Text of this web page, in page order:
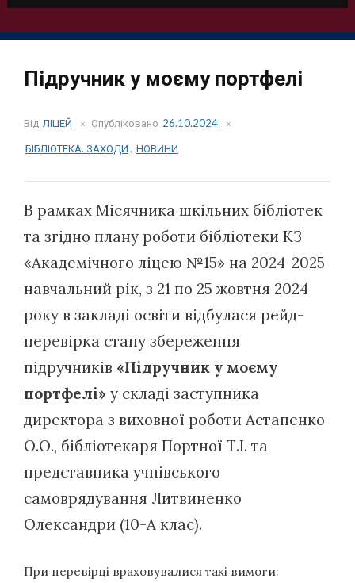
Підручник у моєму портфелі
Від ЛІЦЕЙ Опубліковано 26.10.2024
БІБЛІОТЕКА. ЗАХОДИ, НОВИНИ
В рамках Місячника шкільних бібліотек
та згідно плану роботи бібліотеки КЗ
«Академічного ліцею №15» на 2024-2025
навчальний рік, з 21 по 25 жовтня 2024
року в закладі освіти відбулася рейд-
перевірка стану збереження
підручників «Підручник у моєму
портфелі» у складі заступника
директора з виховної роботи Астапенко
О.О., бібліотекаря Портної Т.І. та
представника учнівського
самоврядування Литвиненко
Олександри (10-А клас).
При перевірці враховувалися такі вимоги: